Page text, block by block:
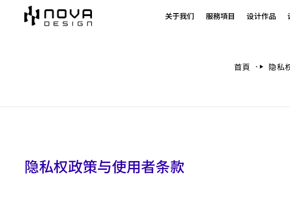
关于我们 服務項目 设计作品
首頁 隐私
隐私权政策与使用者条款